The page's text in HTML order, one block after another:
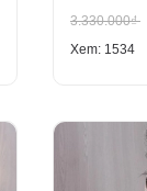
3.330.000₫
Xem: 1534